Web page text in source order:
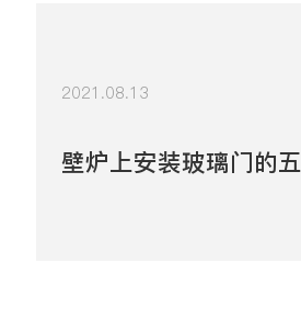
2021.08.13
壁炉上安装玻璃门的